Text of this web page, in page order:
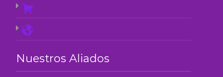
Nuestros Aliados